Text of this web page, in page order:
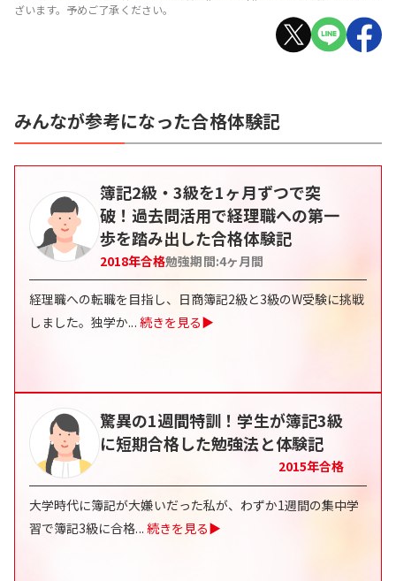
ざいます。予めご了承ください。
みんなが参考になった合格体験記
簿記2級・3級を1ヶ月ずつで突
破！過去問活用で経理職への第一
歩を踏み出した合格体験記
2018年合格勉強期間:4ヶ月間
経理職への転職を目指し、日商簿記2級と3級のW受験に挑戦
しました。独学か... 続きを見る▶
驚異の1週間特訓！学生が簿記3級
に短期合格した勉強法と体験記
2015年合格
大学時代に簿記が大嫌いだった私が、わずか1週間の集中学
習で簿記3級に合格... 続きを見る▶